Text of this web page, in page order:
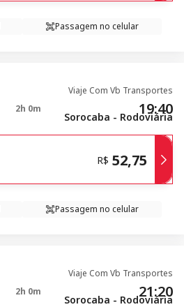
Passagem no celular
Viaje Com Vb Transportes
2h 0m 19:40
Sorocaba - Rodoviária
R$ 52,75
Passagem no celular
Viaje Com Vb Transportes
2h 0m 21:20
Sorocaba - Rodoviária